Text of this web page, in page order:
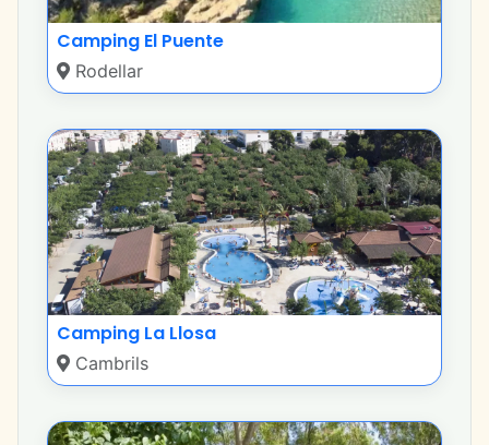
Camping El Puente
Rodellar
Camping La Llosa
Cambrils